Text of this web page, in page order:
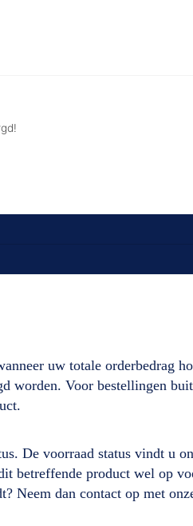
uw totale
worden. Voor bestellingen
De voorraad status vindt u
betreffende product wel op
Neem dan contact op met